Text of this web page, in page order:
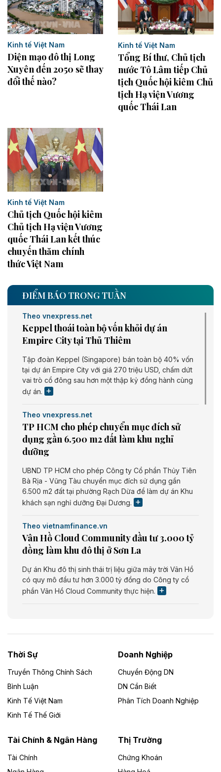
Kinh tế Việt Nam
Diện mạo đô thị Long
Xuyên đến 2050 sẽ thay
đổi thế nào?
Kinh tế Việt Nam
Tổng Bí thư, Chủ tịch
nước Tô Lâm tiếp Chủ
tịch Quốc hội kiêm Chủ
tịch Hạ viện Vương
quốc Thái Lan
Kinh tế Việt Nam
Chủ tịch Quốc hội kiêm
Chủ tịch Hạ viện Vương
quốc Thái Lan kết thúc
chuyến thăm chính
thức Việt Nam
ĐIỂM BÁO TRONG TUẦN
Theo vnexpress.net
Keppel thoái toàn bộ vốn khỏi dự án
Empire City tại Thủ Thiêm
Tập đoàn Keppel (Singapore) bán toàn bộ 40% vốn
tại dự án Empire City với giá 270 triệu USD, chấm dứt
vai trò cổ đông sau hơn một thập kỷ đồng hành cùng
dự án.
Theo vnexpress.net
TP HCM cho phép chuyển mục đích sử
dụng gần 6.500 m2 đất làm khu nghỉ
dưỡng
UBND TP HCM cho phép Công ty Cổ phần Thủy Tiên
Bà Rịa - Vũng Tàu chuyển mục đích sử dụng gần
6.500 m2 đất tại phường Rạch Dừa để làm dự án Khu
khách sạn nghỉ dưỡng Đại Dương.
Theo vietnamfinance.vn
Vân Hồ Cloud Community đầu tư 3.000 tỷ
đồng làm khu đô thị ở Sơn La
Dự án Khu đô thị sinh thái trị liệu giữa mây trời Vân Hồ
có quy mô đầu tư hơn 3.000 tỷ đồng do Công ty cổ
phần Vân Hồ Cloud Community thực hiện.
Dự án Nhà máy xử lý rác và phát điện Bắc Giang do
Công ty TNHH Năng lượng môi trường Bắc Giang làm
Theo vietnamfinance.vn
Đức Long Gia Lai mở rộng ‘hệ sinh thái’
Lai
Bốn doanh nghiệp có sự góp vốn của Công ty Cổ
phần Tập đoàn Đức Long Gia Lai (HoSE: DLG) được
Thời Sự
Truyền Thông Chính Sách
Bình Luận
Kinh Tế Việt Nam
Kinh Tế Thế Giới
Doanh Nghiệp
Chuyển Động DN
DN Cần Biết
Phân Tích Doanh Nghiệp
Tài Chính & Ngân Hàng
Tài Chính
Thị Trường
Chứng Khoán